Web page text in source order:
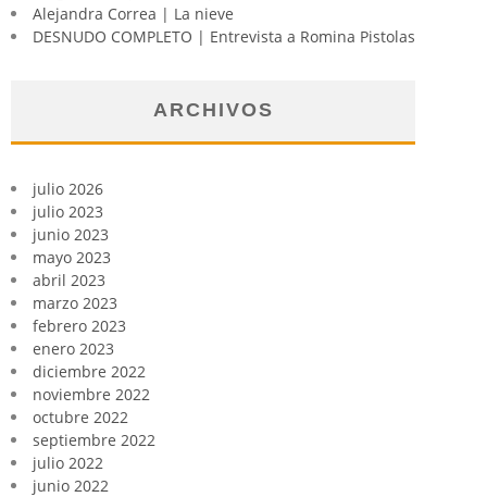
Alejandra Correa | La nieve
DESNUDO COMPLETO | Entrevista a Romina Pistolas
ARCHIVOS
julio 2026
julio 2023
junio 2023
mayo 2023
abril 2023
marzo 2023
febrero 2023
enero 2023
diciembre 2022
noviembre 2022
octubre 2022
septiembre 2022
julio 2022
junio 2022